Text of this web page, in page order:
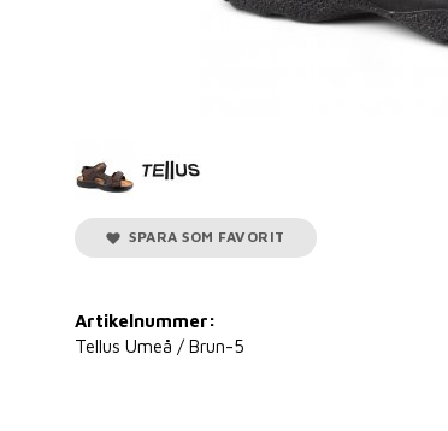
SPARA SOM FAVORIT
Artikelnummer:
Tellus Umeå / Brun-5